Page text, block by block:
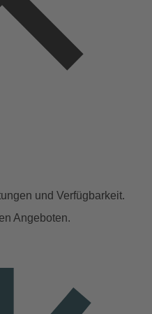
und Verfügbarkeit.
Angeboten.